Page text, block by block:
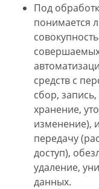
Под
понимается
средств с
сбор,
хранение,
изменение),
передачу
доступ),
удаление,
данных.